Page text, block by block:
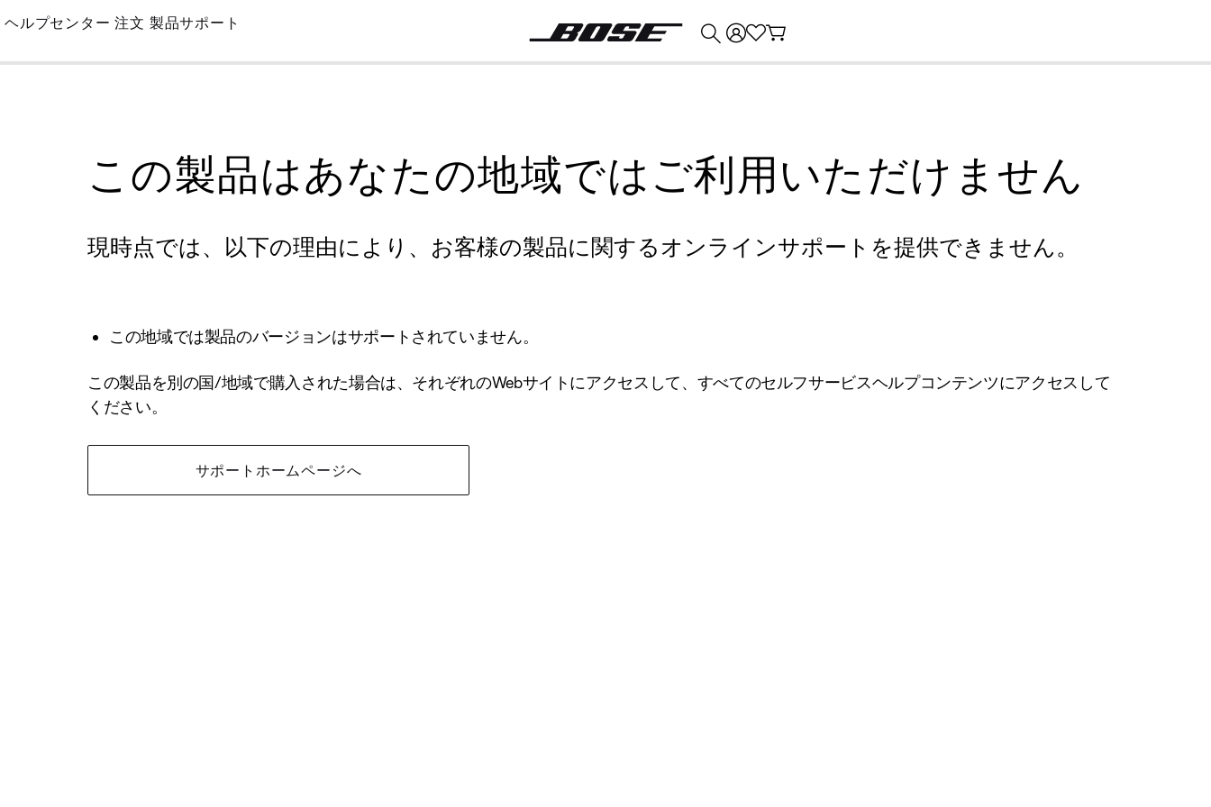
Skip
Main
ヘルプセンター 注文 製品サポート
この製品はあなたの地域ではご利用いただけません
現時点では、以下の理由により、お客様の製品に関するオンラインサポートを提供できません。
この地域では製品のバージョンはサポートされていません。
この製品を別の国/地域で購入された場合は、それぞれのWebサイトにアクセスして、すべてのセルフサービスヘルプコンテンツにアクセスして
ください。
サポートホームページへ